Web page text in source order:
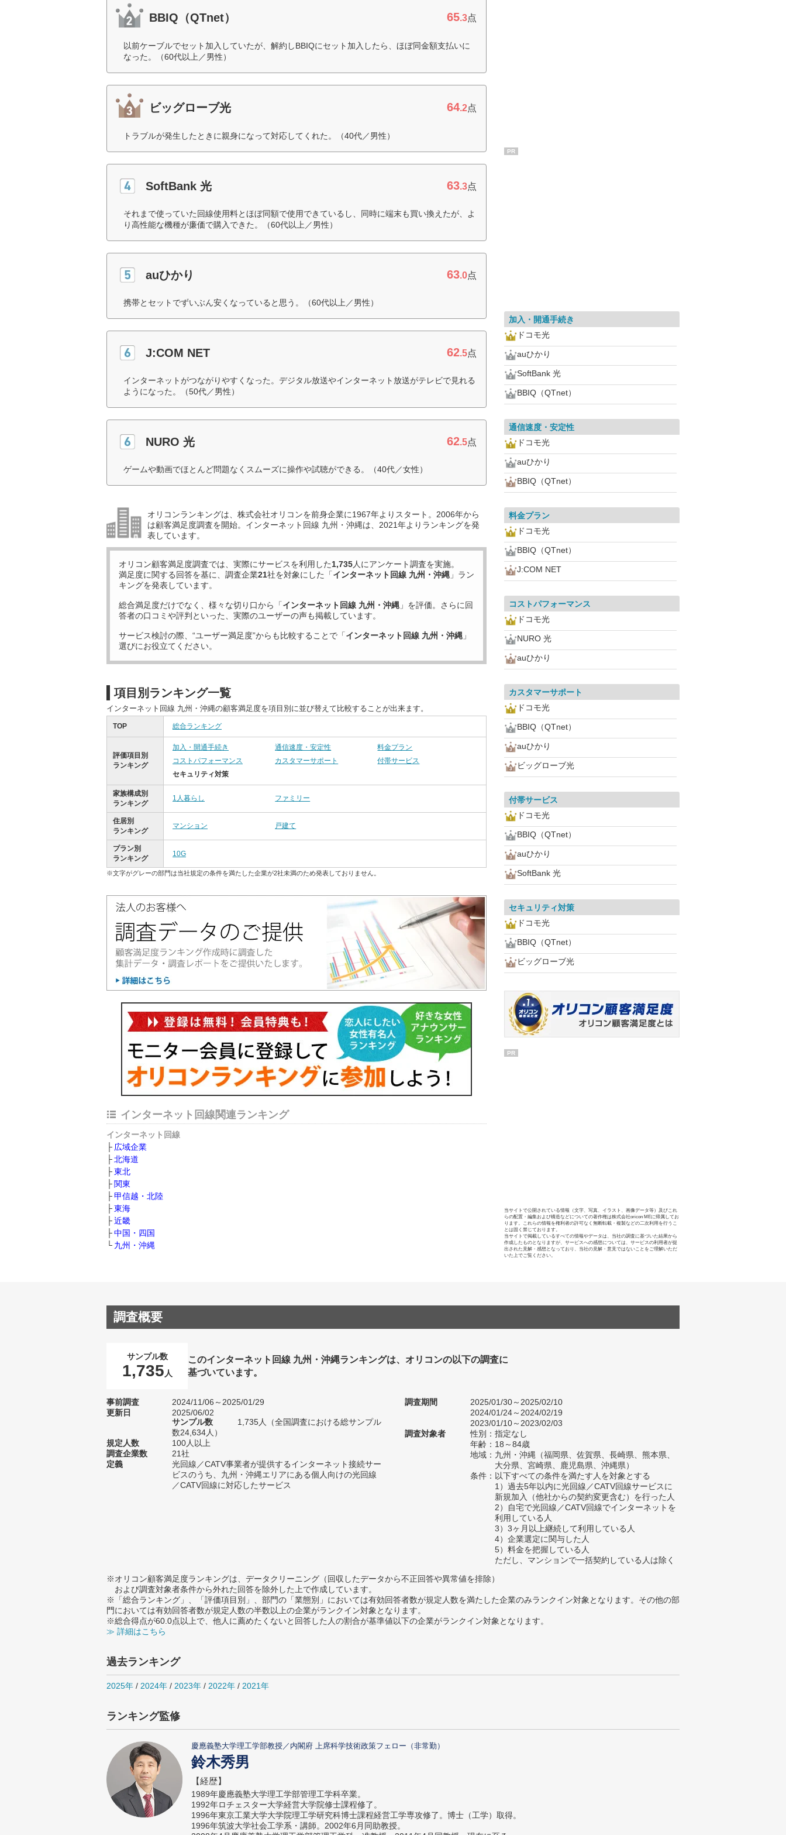
BBIQ（QTnet） 65.3点
以前ケーブルでセット加入していたが、解約しBBIQにセット加入したら、ほぼ同金額支払いに
なった。（60代以上／男性）
ビッグローブ光 64.2点
トラブルが発生したときに親身になって対応してくれた。（40代／男性）
SoftBank 光 63.3点
それまで使っていた回線使用料とほぼ同額で使用できているし、同時に端末も買い換えたが、よ
り高性能な機種が廉価で購入できた。（60代以上／男性）
auひかり 63.0点
携帯とセットでずいぶん安くなっていると思う。（60代以上／男性）
J:COM NET 62.5点
インターネットがつながりやすくなった。デジタル放送やインターネット放送がテレビで見れる
ようになった。（50代／男性）
NURO 光 62.5点
ゲームや動画でほとんど問題なくスムーズに操作や試聴ができる。（40代／女性）
オリコンランキングは、株式会社オリコンを前身企業に1967年よりスタート。2006年から
は顧客満足度調査を開始。インターネット回線 九州・沖縄は、2021年よりランキングを発
表しています。
オリコン顧客満足度調査では、実際にサービスを利用した1,735人にアンケート調査を実施。
満足度に関する回答を基に、調査企業21社を対象にした「インターネット回線 九州・沖縄 」ラン
キングを発表しています。
総合満足度だけでなく、様々な切り口から「インターネット回線 九州・沖縄 」を評価。さらに回
答者の口コミや評判といった、実際のユーザーの声も掲載しています。
サービス検討の際、“ユーザー満足度”からも比較することで「インターネット回線 九州・沖縄 」
選びにお役立てください。
項目別ランキング一覧
インターネット回線 九州・沖縄の顧客満足度を項目別に並び替えて比較することが出来ます。
TOP 総合ランキング
評価項目別
ランキング
加入・開通手続き 通信速度・安定性
料金プラン
コストパフォーマンス
カスタマーサポート
付帯サービス
セキュリティ対策
家族構成別
ランキング
1人暮らし ファミリー
住居別
ランキング
マンション 戸建て
プラン別
ランキング
10G
※文字がグレーの部門は当社規定の条件を満たした企業が2社未満のため発表しておりません。
インターネット回線関連ランキング
インターネット回線
広域企業
北海道
東北
関東
甲信越・北陸
東海
近畿
中国・四国
九州・沖縄
PR
加入・開通手続き
ドコモ光
auひかり
SoftBank 光
BBIQ（QTnet）
通信速度・安定性
ドコモ光
auひかり
BBIQ（QTnet）
料金プラン
ドコモ光
BBIQ（QTnet）
J:COM NET
コストパフォーマンス
ドコモ光
NURO 光
auひかり
カスタマーサポート
ドコモ光
BBIQ（QTnet）
auひかり
ビッグローブ光
付帯サービス
ドコモ光
BBIQ（QTnet）
auひかり
SoftBank 光
セキュリティ対策
ドコモ光
BBIQ（QTnet）
ビッグローブ光
PR
当サイトで公開されている情報（文字、写真、イラスト、画像データ等）及びこれ
らの配置・編集および構造などについての著作権は株式会社oricon MEに帰属してお
ります。これらの情報を権利者の許可なく無断転載・複製などの二次利用を行うこ
とは固く禁じております。
当サイトで掲載しているすべての情報やデータは、当社の調査に基づいた結果から
作成したものとなりますが、サービスへの感想については、サービスの利用者が提
出された見解・感想となっており、当社の見解・意見ではないことをご理解いただ
いた上でご覧ください。
調査概要
サンプル数
1,735 人
このインターネット回線 九州・沖縄ランキングは、オリコンの以下の調査に
基づいています。
事前調査
2024/11/06～2025/01/29
更新日
2025/06/02
サンプル数
1,735人（全国調査における総サンプル
数24,634人）
規定人数
100人以上
調査企業数
21社
定義
光回線／CATV事業者が提供するインターネット接続サー
ビスのうち、九州・沖縄エリアにある個人向けの光回線
／CATV回線に対応したサービス
調査期間
2025/01/30～2025/02/10
2024/01/24～2024/02/19
2023/01/10～2023/02/03
調査対象者
性別：指定なし
年齢：18～84歳
地域：九州・沖縄（福岡県、佐賀県、長崎県、熊本県、
大分県、宮崎県、鹿児島県、沖縄県）
条件：以下すべての条件を満たす人を対象とする
1）過去5年以内に光回線／CATV回線サービスに
新規加入（他社からの契約変更含む）を行った人
2）自宅で光回線／CATV回線でインターネットを
利用している人
3）3ヶ月以上継続して利用している人
4）企業選定に関与した人
5）料金を把握している人
ただし、マンションで一括契約している人は除く
※オリコン顧客満足度ランキングは、データクリーニング（回収したデータから不正回答や異常値を排除）
および調査対象者条件から外れた回答を除外した上で作成しています。
※「総合ランキング」、「評価項目別」、部門の「業態別」においては有効回答者数が規定人数を満たした企業のみランクイン対象となります。その他の部
門においては有効回答者数が規定人数の半数以上の企業がランクイン対象となります。
※総合得点が60.0点以上で、他人に薦めたくないと回答した人の割合が基準値以下の企業がランクイン対象となります。
≫ 詳細はこちら
過去ランキング
2025年 / 2024年 / 2023年 / 2022年 / 2021年
ランキング監修
慶應義塾大学理工学部教授／内閣府 上席科学技術政策フェロー（非常勤）
鈴木秀男
【経歴】
1989年慶應義塾大学理工学部管理工学科卒業。
1992年ロチェスター大学経営大学院修士課程修了。
1996年東京工業大学大学院理工学研究科博士課程経営工学専攻修了。博士（工学）取得。
1996年筑波大学社会工学系・講師。2002年6月同助教授。